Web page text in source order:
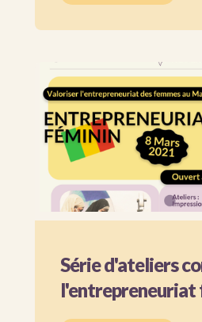
Série d'ateliers
l'entrepreneuriat